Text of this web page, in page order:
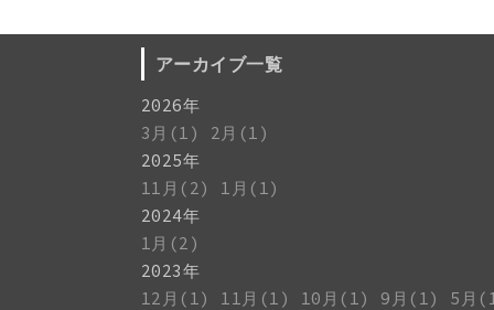
アーカイブ一覧
2026年
3月(1)
2月(1)
2025年
11月(2)
1月(1)
2024年
1月(2)
2023年
12月(1)
11月(1) 10月(1) 9月(1) 5月